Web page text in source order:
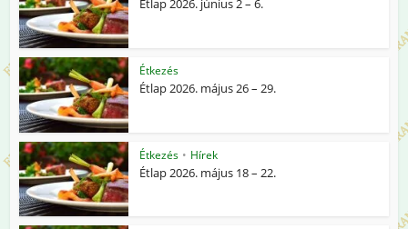
Étlap 2026. június 2 – 6.
Étkezés
Étlap 2026. május 26 – 29.
Étkezés • Hírek
Étlap 2026. május 18 – 22.